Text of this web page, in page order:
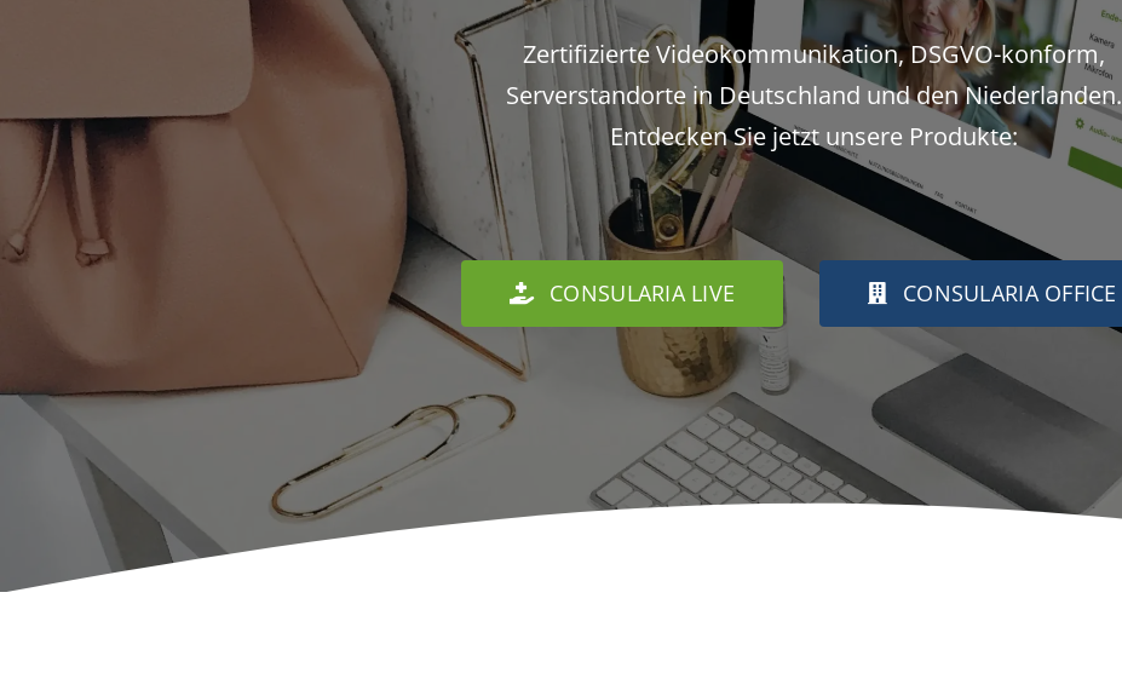
Zertifizierte Videokommunikation, DSGVO-konform,
Serverstandorte in Deutschland und den Niederlanden.
Entdecken Sie jetzt unsere Produkte:
CONSULARIA LIVE CONSULARIA OFFICE